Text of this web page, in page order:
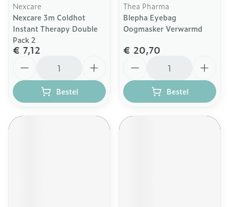
Nexcare
Nexcare 3m Coldhot
Instant Therapy Double
Pack 2
€ 7,12
Bestel
Thea Pharma
Blepha Eyebag
Oogmasker Verwarmd
€ 20,70
Bestel